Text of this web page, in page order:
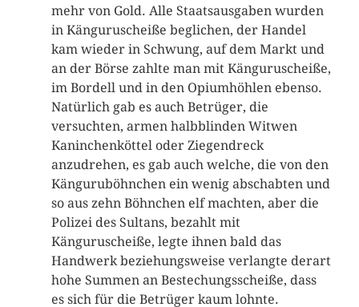
mehr von Gold. Alle Staatsausgaben wurden
in Känguruscheiße beglichen, der Handel
kam wieder in Schwung, auf dem Markt und
an der Börse zahlte man mit Känguruscheiße,
im Bordell und in den Opiumhöhlen ebenso.
Natürlich gab es auch Betrüger, die
versuchten, armen halbblinden Witwen
Kaninchenköttel oder Ziegendreck
anzudrehen, es gab auch welche, die von den
Känguruböhnchen ein wenig abschabten und
so aus zehn Böhnchen elf machten, aber die
Polizei des Sultans, bezahlt mit
Känguruscheiße, legte ihnen bald das
Handwerk beziehungsweise verlangte derart
hohe Summen an Bestechungsscheiße, dass
es sich für die Betrüger kaum lohnte.